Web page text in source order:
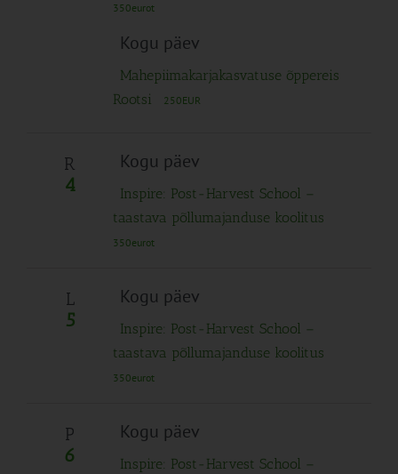
350eurot
Kogu päev
Mahepiimakarjakasvatuse õppereis
Rootsi
250EUR
R
4
Kogu päev
Inspire: Post-Harvest School –
taastava põllumajanduse koolitus
350eurot
L
5
Kogu päev
Inspire: Post-Harvest School –
taastava põllumajanduse koolitus
350eurot
P
6
Kogu päev
Inspire: Post-Harvest School –